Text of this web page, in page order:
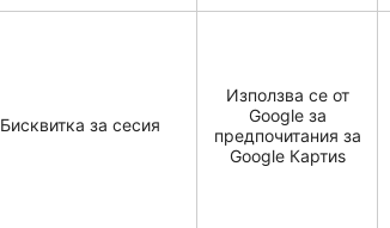
Бисквитка за сесия
Използва се от
Google за
предпочитания за
Google Картиs